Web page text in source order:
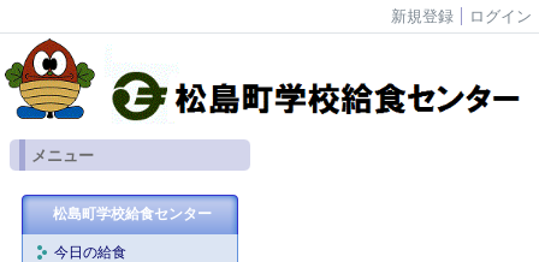
新規登録 ログイン
メニュー
松島町学校給食センター
今日の給食